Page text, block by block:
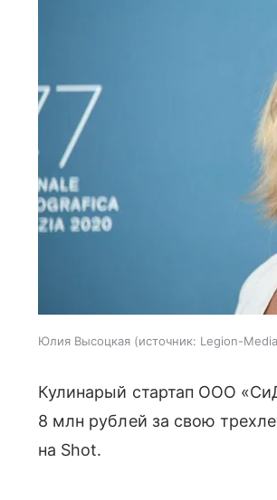
Юлия Высоцкая источник: Legion-
Кулинарый стартап ООО
8 млн рублей за свою
на Shot.